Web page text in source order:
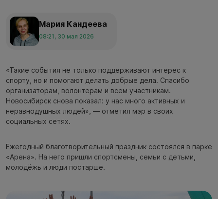
Мария Кандеева
08:21, 30 мая 2026
«Такие события не только поддерживают интерес к
спорту, но и помогают делать добрые дела. Спасибо
организаторам, волонтёрам и всем участникам.
Новосибирск снова показал: у нас много активных и
неравнодушных людей», — отметил мэр в своих
социальных сетях.
Ежегодный благотворительный праздник состоялся в парке
«Арена». На него пришли спортсмены, семьи с детьми,
молодёжь и люди постарше.